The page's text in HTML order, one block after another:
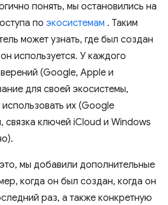
понять, мы остановились на
по экосистемам . Таким
может узнать, где был создан
используется. У каждого
(Google, Apple и
для своей экосистемы,
их (Google
ключей iCloud и Windows
мы добавили дополнительные
когда он был создан, когда он
раз, а также конкретную